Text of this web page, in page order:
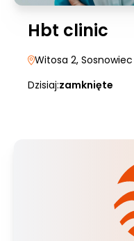
Hbt clinic
Witosa 2, Sosnowiec
Dzisiaj:zamknięte